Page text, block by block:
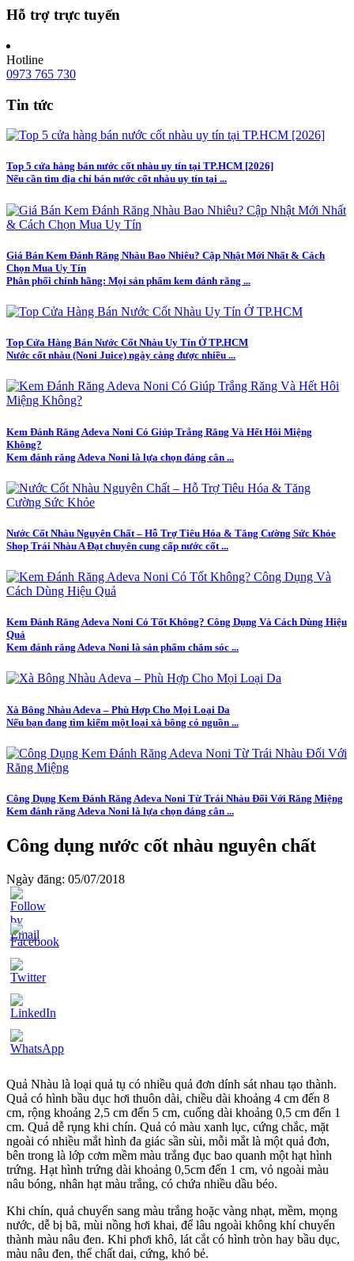
Hỗ trợ trực tuyến
Hotline
0973 765 730
Tin tức
Top 5 cửa hàng bán nước cốt nhàu uy tín tại TP.HCM [2026]
Nếu cần tìm địa chỉ bán nước cốt nhàu uy tín tại ...
Giá Bán Kem Đánh Răng Nhàu Bao Nhiêu? Cập Nhật Mới Nhất & Cách
Chọn Mua Uy Tín
Phân phối chính hãng: Mọi sản phẩm kem đánh răng ...
Top Cửa Hàng Bán Nước Cốt Nhàu Uy Tín Ở TP.HCM
Nước cốt nhàu (Noni Juice) ngày càng được nhiều ...
Kem Đánh Răng Adeva Noni Có Giúp Trắng Răng Và Hết Hôi Miệng
Không?
Kem đánh răng Adeva Noni là lựa chọn đáng cân ...
Nước Cốt Nhàu Nguyên Chất – Hỗ Trợ Tiêu Hóa & Tăng Cường Sức Khỏe
Shop Trái Nhàu A Đạt chuyên cung cấp nước cốt ...
Kem Đánh Răng Adeva Noni Có Tốt Không? Công Dụng Và Cách Dùng Hiệu
Quả
Kem đánh răng Adeva Noni là sản phẩm chăm sóc ...
Xà Bông Nhàu Adeva – Phù Hợp Cho Mọi Loại Da
Nếu bạn đang tìm kiếm một loại xà bông có nguồn ...
Công Dụng Kem Đánh Răng Adeva Noni Từ Trái Nhàu Đối Với Răng Miệng
Kem đánh răng Adeva Noni là lựa chọn đáng cân ...
Công dụng nước cốt nhàu nguyên chất
Ngày đăng: 05/07/2018
Quả Nhàu là loại quả tụ có nhiều quả đơn dính sát nhau tạo thành.
Quả có hình bầu dục hơi thuôn dài, chiều dài khoảng 4 cm đến 8
cm, rộng khoảng 2,5 cm đến 5 cm, cuống dài khoảng 0,5 cm đến 1
cm. Quả dễ rụng khi chín. Quả có màu xanh lục, cứng chắc, mặt
ngoài có nhiều mắt hình đa giác sần sùi, mỗi mắt là một quả đơn,
bên trong là lớp cơm mềm màu trắng đục bao quanh một hạt hình
trứng. Hạt hình trứng dài khoảng 0,5cm đến 1 cm, vỏ ngoài màu
nâu bóng, nhân hạt màu trắng, có chứa nhiều dầu béo.
Khi chín, quả chuyển sang màu trắng hoặc vàng nhạt, mềm, mọng
nước, dễ bị bã, mùi nồng hơi khai, để lâu ngoài không khí chuyển
thành màu nâu đen. Khi phơi khô, lát cắt có hình tròn hay bầu dục,
màu nâu đen, thể chất dai, cứng, khó bẻ.